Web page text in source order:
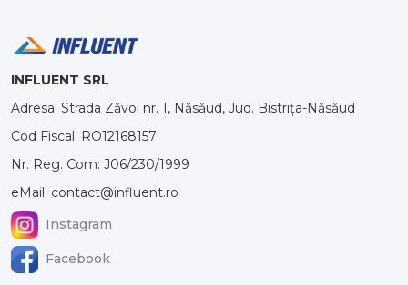
INFLUENT SRL
Adresa: Strada Zăvoi nr. 1, Năsăud, Jud. Bistrița-Năsăud
Cod Fiscal: RO12168157
Nr. Reg. Com: J06/230/1999
eMail: contact@influent.ro
Instagram
Facebook